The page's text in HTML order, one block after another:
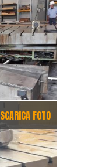
SCARICA FOTO